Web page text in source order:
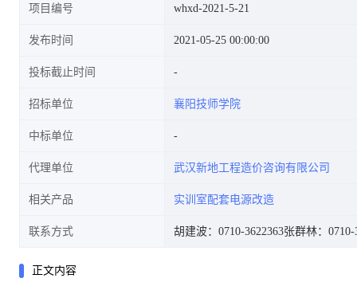
项目编号 whxd-2021-5-21
发布时间 2021-05-25 00:00:00
投标截止时间
招标单位 襄阳技师学院
中标单位
代理单位 武汉新地工程造价咨询有限公司
相关产品 实训室配套电源改造
联系方式 胡建波：0710-3622363张群林：0710-
正文内容